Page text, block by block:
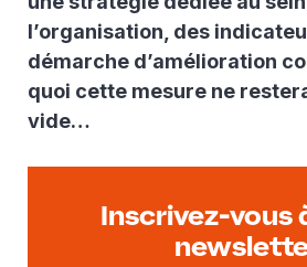
l’organisation, des
démarche d’amélioration
quoi cette mesure ne
vide…
Inscrivez-vous